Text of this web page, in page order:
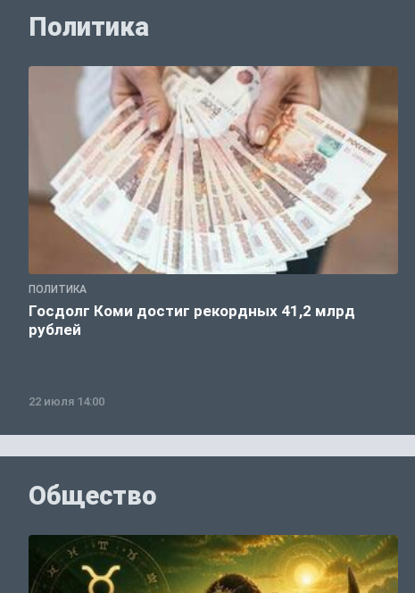
Политика
ПОЛИТИКА
Госдолг Коми достиг рекордных 41,2 млрд
рублей
22 июля 14:00
Общество